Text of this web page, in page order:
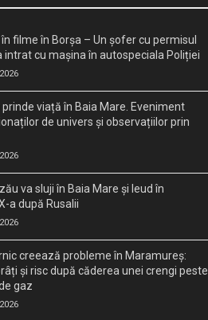
filme în Borșa – Un șofer cu permisul
intrat cu mașina în autospeciala Poliției
viață în Baia Mare. Eveniment
de univers și observațiilor prin
va sluji în Baia Mare și Ieud în
a după Rusalii
creează probleme în Maramureș:
și risc după căderea unei crengi peste
gaz